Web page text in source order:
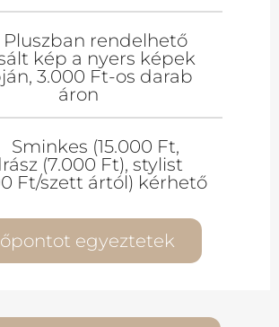
Pluszban rendelhető
kép a nyers képek
3.000 Ft-os darab
áron
Sminkes (15.000 Ft,
(7.000 Ft), stylist
Ft/szett ártól) kérhető
egyeztetek